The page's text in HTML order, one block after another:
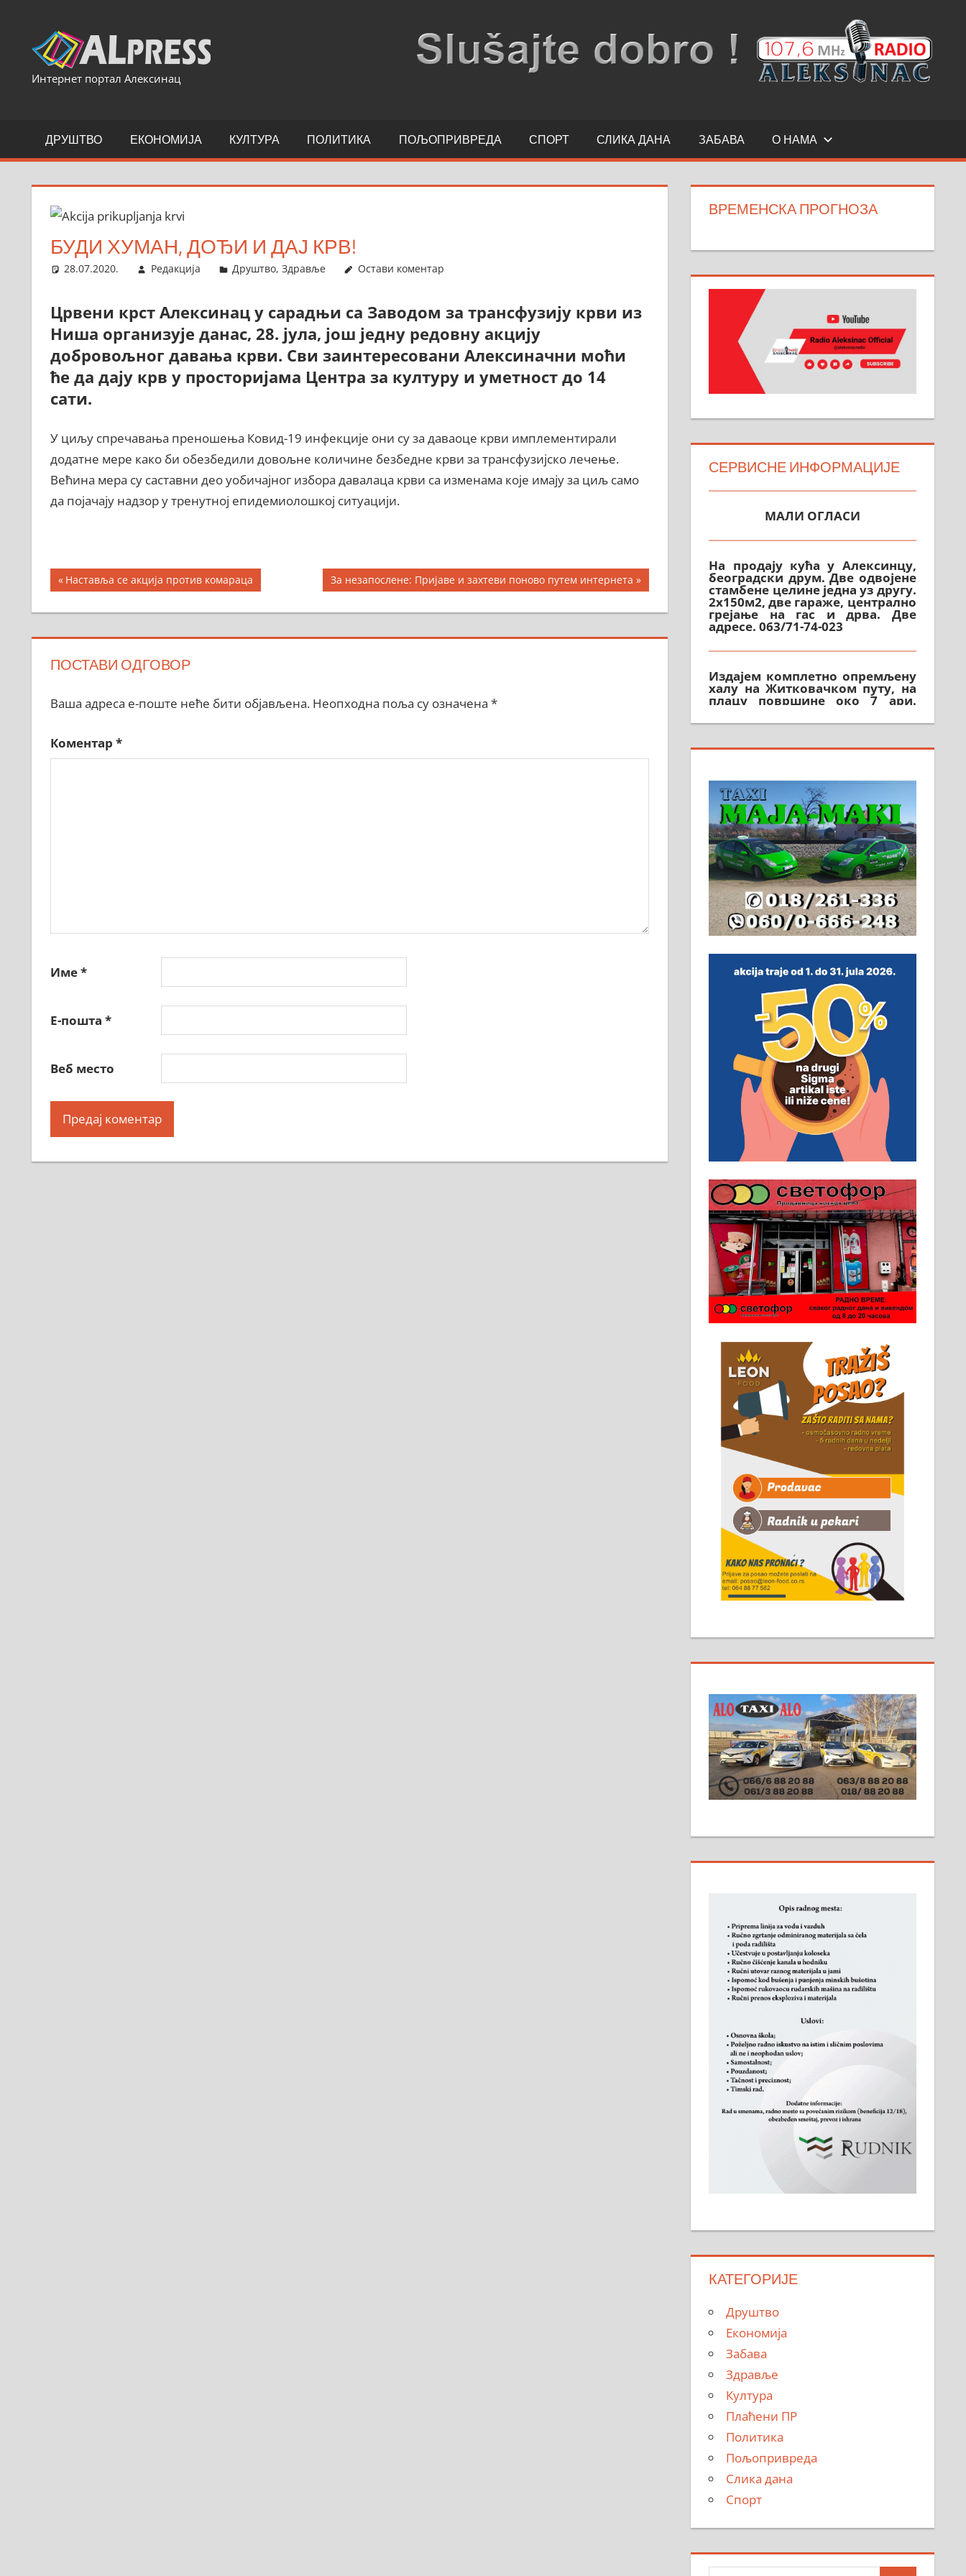
content
Интернет портал Алексинац
ДРУШТВО ЕКОНОМИЈА КУЛТУРА ПОЛИТИКА ПОЉОПРИВРЕДА СПОРТ СЛИКА ДАНА ЗАБАВА О НАМА
БУДИ ХУМАН, ДОЂИ И ДАЈ КРВ!
28.07.2020. Редакција Друштво,Здравље Остави коментар
Црвени крст Алексинац у сарадњи са Заводом за трансфузију крви из
Ниша организује данас, 28. јула, још једну редовну акцију
добровољног давања крви. Сви заинтересовани Алексиначни моћи
ће да дају крв у просторијама Центра за културу и уметност до 14
сати.
У циљу спречавања преношења Ковид-19 инфекције они су за даваоце крви имплементирали
додатне мере како би обезбедили довољне количине безбедне крви за трансфузијско лечење.
Већина мера су саставни део уобичајног избора давалаца крви са изменама које имају за циљ само
да појачају надзор у тренутној епидемиолошкој ситуацији.
Кретање
чланка
Previous
Post:
Наставља се акција против комараца
Next
Post:
За незапослене: Пријаве и захтеви поново путем интернета
ПОСТАВИ ОДГОВОР
Ваша адреса е-поште неће бити објављена. Неопходна поља су означена *
Коментар *
Име*
Е-пошта *
Веб место
ВРЕМЕНСКА ПРОГНОЗА
СЕРВИСНЕ ИНФОРМАЦИЈЕ
београдски друм. Две одвојене
стамбене целине једна уз другу.
2х150м2, две гараже, централно
грејање на гас и дрва. Две
адресе. 063/71-74-023
халу на Житковачком путу, на
плацу површине око 7 ари.
064/321-80-51; 063/102-35-25
На продају легализована, нова,
Зеленом виру у Алексинцу.
Могућа замена. 064/21-63-584
ПОСЛОВНИ ОГЛАСИ
Рудник и флотација Рудник
д.о.о. Рудник запошљава 20
помоћника рудара. Услови:
Основна школа, пожељно
сличним пословима, али не и
неопходан услов. Обезбеђен
смештај, превоз, исхрана.
032/57-41-122 – локал 22
Пружам услуге завршних
радова у грађевини,
хидроизолације и молерских
радова. 061/25-28-058
Ало таксију потребан возач са Б
категоријом. 064/02-85-511
Потребна два радника за рад на
стоваришту „Липа промет” у
Алексинцу. За више
информација доћи лично на
стовариште у улици Максима
Горког 26 сваког радног дана од
8 до 15 часова. 063/465-045
Чистим све врсте димњака.
061/32-13-445
КАТЕГОРИЈЕ
Друштво
Економија
Забава
Здравље
Култура
Плаћени ПР
Политика
Пољопривреда
Слика дана
Спорт